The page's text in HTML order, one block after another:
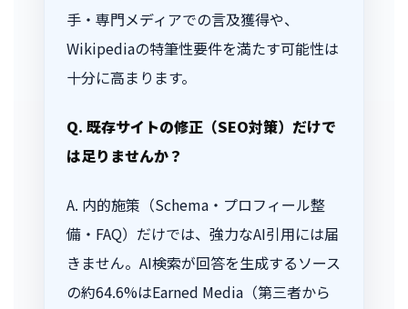
手・専門メディアでの言及獲得や、
Wikipediaの特筆性要件を満たす可能性は
十分に高まります。
Q. 既存サイトの修正（SEO対策）だけで
は足りませんか？
A. 内的施策（Schema・プロフィール整
備・FAQ）だけでは、強力なAI引用には届
きません。AI検索が回答を生成するソース
の約64.6%はEarned Media（第三者から